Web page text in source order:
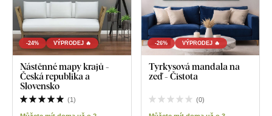
-24% VÝPRODEJ 🔥
Nástěnné mapy krajů -
Česká republika a
Slovensko
(1)
-26% VÝPRODEJ 🔥
Tyrkysová mandala na
zeď - Čistota
(0)